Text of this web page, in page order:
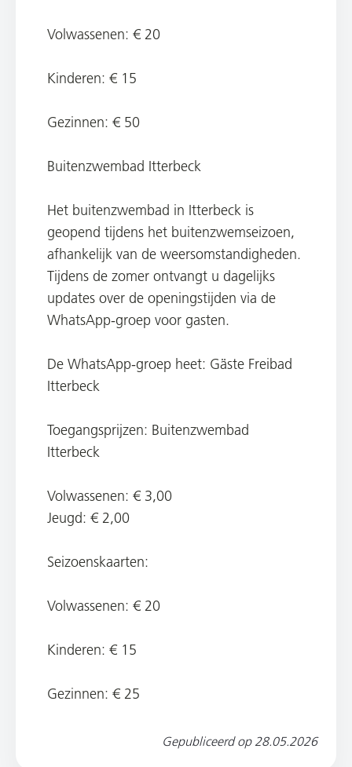
Volwassenen: € 20
Kinderen: € 15
Gezinnen: € 50
Buitenzwembad Itterbeck
Het buitenzwembad in Itterbeck is
geopend tijdens het buitenzwemseizoen,
afhankelijk van de weersomstandigheden.
Tijdens de zomer ontvangt u dagelijks
updates over de openingstijden via de
WhatsApp-groep voor gasten.
De WhatsApp-groep heet: Gäste Freibad
Itterbeck
Toegangsprijzen: Buitenzwembad
Itterbeck
Volwassenen: € 3,00
Jeugd: € 2,00
Seizoenskaarten:
Volwassenen: € 20
Kinderen: € 15
Gezinnen: € 25
Gepubliceerd op 28.05.2026